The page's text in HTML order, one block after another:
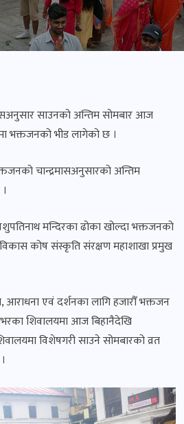
साउनको अन्तिम सोमबार आज
भक्तजनको भीड लागेको छ ।
चान्द्रमासअनुसारको अन्तिम
मन्दिरका ढोका खोल्दा भक्तजनको
कोष संस्कृति संरक्षण महाशाखा प्रमुख
आराधना एवं दर्शनका लागि हजारौँ भक्तजन
शिवालयमा आज बिहानैदेखि
विशेषगरी साउने सोमबारको व्रत